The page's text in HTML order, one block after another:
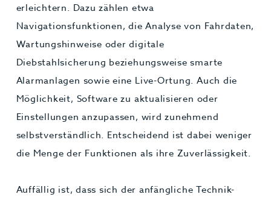
erleichtern. Dazu zählen etwa
Navigationsfunktionen, die Analyse von Fahrdaten,
Wartungshinweise oder digitale
Diebstahlsicherung beziehungsweise smarte
Alarmanlagen sowie eine Live-Ortung. Auch die
Möglichkeit, Software zu aktualisieren oder
Einstellungen anzupassen, wird zunehmend
selbstverständlich. Entscheidend ist dabei weniger
die Menge der Funktionen als ihre Zuverlässigkeit.
Auffällig ist, dass sich der anfängliche Technik-